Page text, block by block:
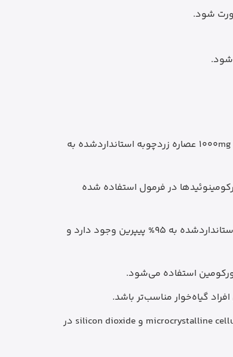
شود.
شود.
ترکیب اصلی این مکمل است و طبق اطلاعات رسمی برند، در هر سروینگ 1000mg عصاره زردچوبه استانداردشده به
در فرمول استفاده شده
طبق اطلاعات رسمی برند، در هر سروینگ 10mg عصاره فلفل سیاه استانداردشده به 95% پیپرین وجود دارد و
استفاده می‌شود.
گیاه‌خوار مناسب‌تر باشد.
طبق اطلاعات رسمی برند، ترکیباتی مانند microcrystalline cellulose، vegetable magnesium stearate و silicon dioxide در